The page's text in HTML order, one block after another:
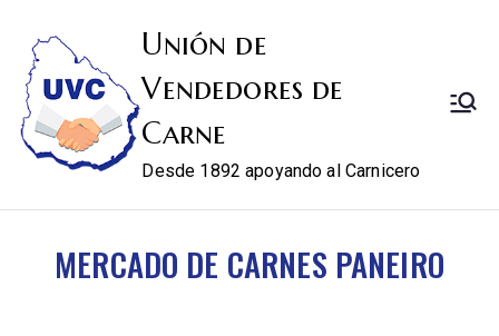
Unión de
Vendedores de
Carne
Desde 1892 apoyando al Carnicero
MERCADO DE CARNES PANEIRO